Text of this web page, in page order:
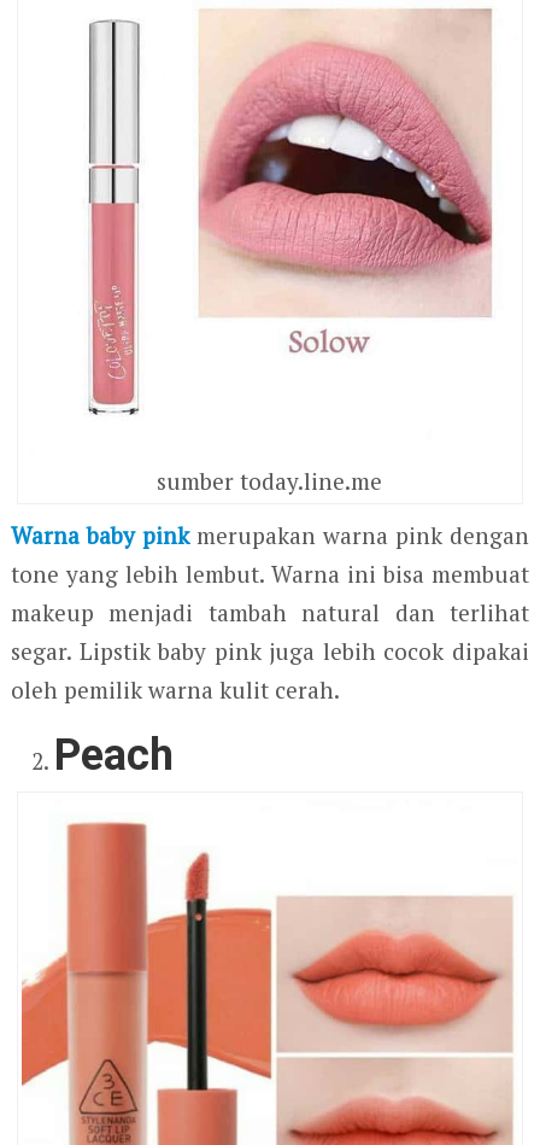
sumber today.line.me
Warna baby pinkmerupakan warna pink dengan
tone yang lebih lembut. Warna ini bisa membuat
makeup menjadi tambah natural dan terlihat
segar. Lipstik baby pink juga lebih cocok dipakai
oleh pemilik warna kulit cerah.
Peach